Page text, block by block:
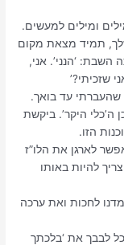
ומילים למעשים.
תמיד מצאת מקום
השבת: ‘הנני’. אני,
שזכיתי?’
שהעברתי עד בואך.
היקר’. ביקשת
הזו.
לארגן את הלו”ז
להיות באותו
לחכות ואת ערכה
לבבך את ‘בלכתך